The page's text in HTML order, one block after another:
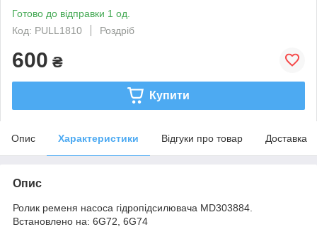
Готово до відправки 1 од.
Код: PULL1810
Роздріб
600 ₴
Купити
Опис Характеристики Відгуки про товар Доставка
Опис
Ролик ременя насоса гідропідсилювача MD303884.
Встановлено на: 6G72, 6G74